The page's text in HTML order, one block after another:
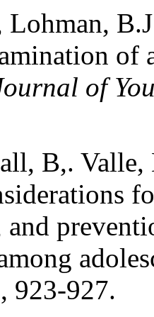
Lohman,
of
of
B,.
and
923-927.